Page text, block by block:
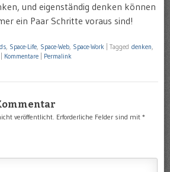
und eigenständig denken können
ein Paar Schritte voraus sind!
, Space-Life, Space-Web, Space-Work Tagged denken,
Kommentare Permalink
veröffentlicht. Erforderliche Felder sind mit *